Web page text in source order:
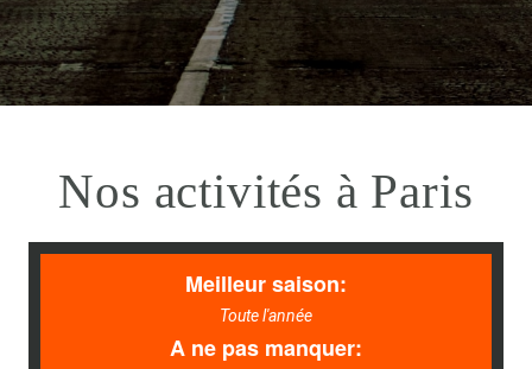
Nos activités à Paris
Meilleur saison:
Toute l'année
A ne pas manquer: